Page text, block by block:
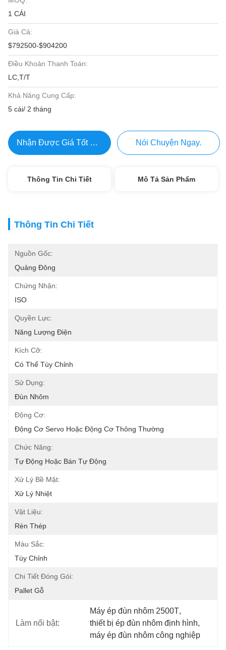
1 CÁI
Giá Cả:
$792500-$904200
Điều Khoản Thanh Toán:
LC,T/T
Khả Năng Cung Cấp:
5 cái/ 2 tháng
Nhận Được Giá Tốt Nhất Nói Chuyện Ngay.
Thông Tin Chi Tiết Mô Tả Sản Phẩm
Thông Tin Chi Tiết
Nguồn Gốc:
Quảng Đông
Chứng Nhận:
ISO
Quyền Lực:
Năng Lượng Điện
Kích Cỡ:
Có Thể Tùy Chỉnh
Sử Dụng:
Đùn Nhôm
Động Cơ:
Động Cơ Servo Hoặc Động Cơ Thông Thường
Chức Năng:
Tự Động Hoặc Bán Tự Động
Xử Lý Bề Mặt:
Xử Lý Nhiệt
Vật Liệu:
Rèn Thép
Màu Sắc:
Tùy Chỉnh
Chi Tiết Đóng Gói:
Pallet Gỗ
Làm nổi bật:
Máy ép đùn nhôm 2500T,
thiết bị ép đùn nhôm định hình,
máy ép đùn nhôm công nghiệp